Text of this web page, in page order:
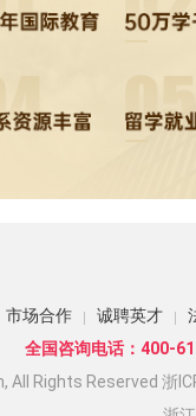
市场合作 诚聘英才
全国咨询电话：400-
All Rights Reserved 浙